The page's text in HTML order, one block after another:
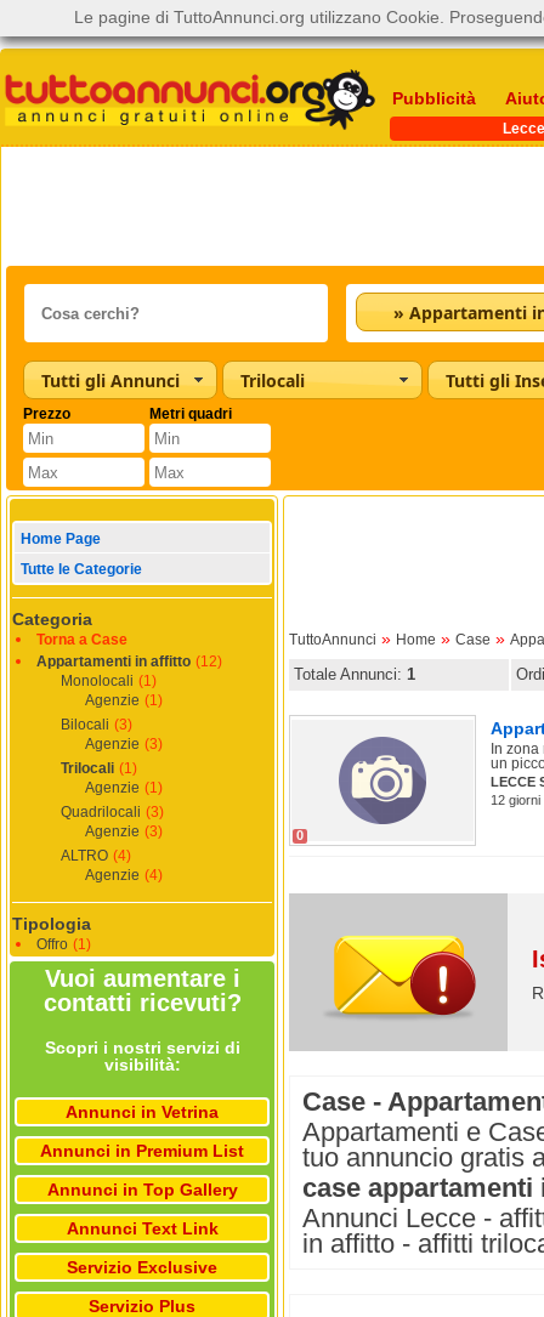
Pubblicità
Lecce
Tutti gli Annunci Trilocali Tutti gli
Prezzo Metri quadri
Home Page
Tutte le Categorie
Categoria
Torna a Case
Appartamenti in affitto (12)
Monolocali (1)
Agenzie (1)
Bilocali (3)
Agenzie (3)
Trilocali (1)
Agenzie (1)
Quadrilocali (3)
Agenzie (3)
ALTRO (4)
Agenzie (4)
Tipologia
Offro (1)
Vuoi aumentare i
contatti ricevuti?
Scopri i nostri servizi di
visibilità:
Annunci in Vetrina
Annunci in Premium List
Annunci in Top Gallery
Annunci Text Link
Servizio Exclusive
Servizio Plus
TuttoAnnunci » Home » Case »
Totale Annunci: 1
0
In
un
LECCE
12
Case -
Appartamenti e
tuo annuncio gratis
case
Annunci Lecce -
in affitto - affitti
Le pagine di TuttoAnnunci.org utilizzano Cookie.